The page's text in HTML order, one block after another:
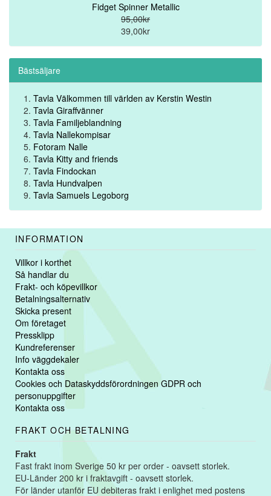
Fidget Spinner Metallic
95,00kr
39,00kr
Bästsäljare
Tavla Välkommen till världen av Kerstin Westin
Tavla Giraffvänner
Tavla Familjeblandning
Tavla Nallekompisar
Fotoram Nalle
Tavla Kitty and friends
Tavla Findockan
Tavla Hundvalpen
Tavla Samuels Legoborg
INFORMATION
Villkor i korthet
Så handlar du
Frakt- och köpevillkor
Betalningsalternativ
Skicka present
Om företaget
Pressklipp
Kundreferenser
Info väggdekaler
Kontakta oss
Cookies och Dataskyddsförordningen GDPR och
personuppgifter
Kontakta oss
FRAKT OCH BETALNING
Frakt
Fast frakt inom Sverige 50 kr per order - oavsett storlek.
EU-Länder 200 kr i fraktavgift - oavsett storlek.
För länder utanför EU debiteras frakt i enlighet med postens